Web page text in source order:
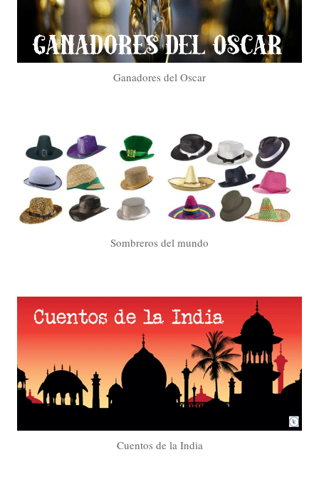
Ganadores del Oscar
Sombreros del mundo
Cuentos de la India